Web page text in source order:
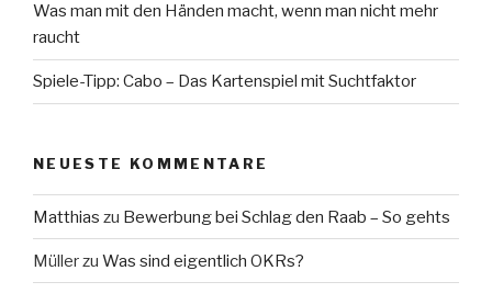
Was man mit den Händen macht, wenn man nicht mehr
raucht
Spiele-Tipp: Cabo – Das Kartenspiel mit Suchtfaktor
NEUESTE KOMMENTARE
Matthias zu Bewerbung bei Schlag den Raab – So gehts
Müllerzu Was sind eigentlich OKRs?